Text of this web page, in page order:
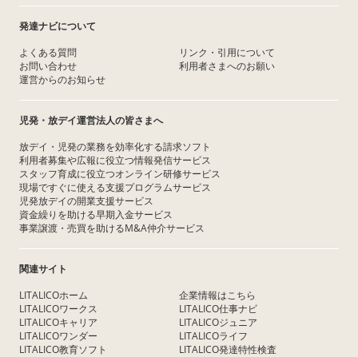
発達ナビについて
よくある質問
お問い合わせ
運営からのお知らせ
リンク・引用について
利用者さまへのお願い
児発・放デイ運営法人の皆さまへ
放デイ・児発の業務を効率化する請求ソフト
利用者募集や広報に役立つ情報発信サービス
スタッフ育成に役立つオンライン研修サービス
現場ですぐに使える支援プログラムサービス
児発放デイの開業支援サービス
資金繰りを助ける早期入金サービス
事業譲渡・売買を助けるM&A仲介サービス
関連サイト
LITALICOホーム
LITALICOワークス
LITALICOキャリア
LITALICOワンダー
LITALICO教育ソフト
企業情報はこちら
LITALICO仕事ナビ
LITALICOジュニア
LITALICOライフ
LITALICO発達特性検査